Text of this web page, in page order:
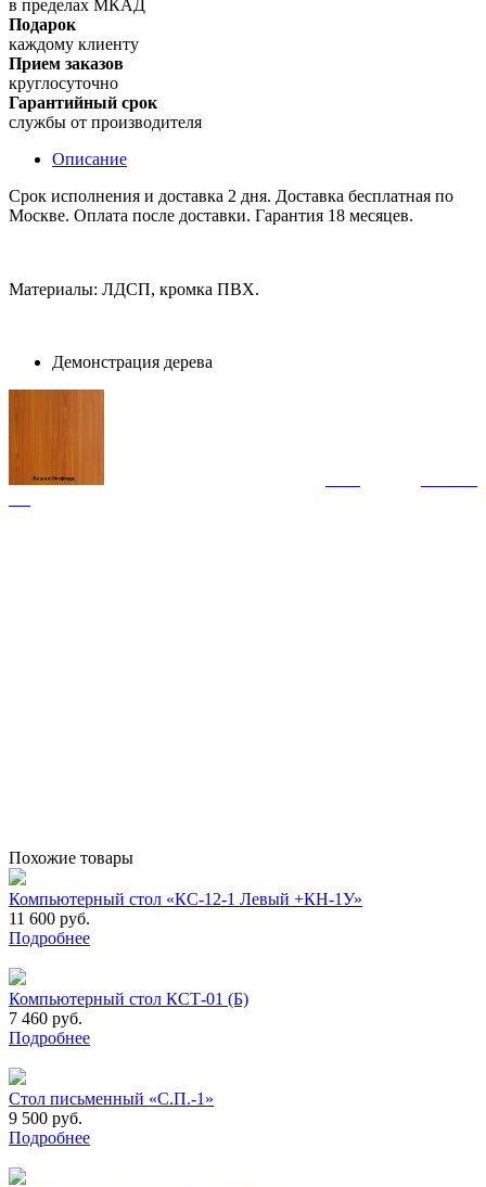
в пределах МКАД
Подарок
каждому клиенту
Прием заказов
круглосуточно
Гарантийный срок
службы от производителя
Описание
Срок исполнения и доставка 2 дня. Доставка бесплатная по
Москве. Оплата после доставки. Гарантия 18 месяцев.
Материалы: ЛДСП, кромка ПВХ.
Демонстрация дерева
Похожие товары
Компьютерный стол «КС-12-1 Левый +КН-1У»
11 600 руб.
Подробнее
Компьютерный стол КСТ-01 (Б)
7 460 руб.
Подробнее
Cтол письменный «С.П.-1»
9 500 руб.
Подробнее